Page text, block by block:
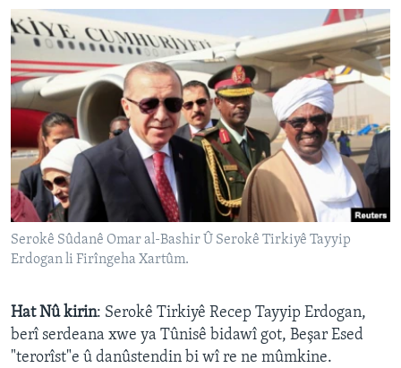
Yekser
here
Lêgerînê
HEVPEYVÎN
SÛRÎYE
ÎRAQ
ÎRAN
ROJHILATA NAVÎN
CÎHAN
ÇAND Û HUNER
SERNIVÎS
SORANÎ
FOLLOW US
Serokê Sûdanê Omar al-Bashir Û Serokê Tirkiyê Tayyip
Erdogan li Firîngeha Xartûm.
Hat Nû kirin: Serokê Tirkiyê Recep Tayyip Erdogan,
berî serdeana xwe ya Tûnisê bidawî got, Beşar Esed
"terorîst"e û danûstendin bi wî re ne mûmkine.